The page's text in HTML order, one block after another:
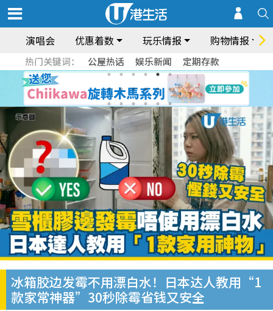
演唱会 优惠着数 玩乐情报 购物情报
热门关键词： 公屋热话 娱乐新闻 定期存款
冰箱胶边发霉不用漂白水！日本达人教用“1
款家常神器”30秒除霉省钱又安全